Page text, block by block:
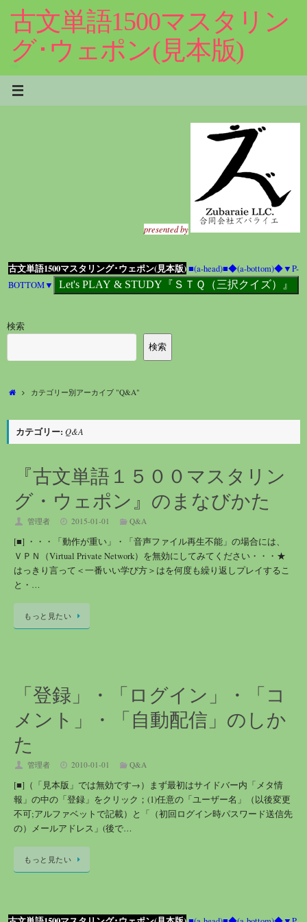
へ
キ
古文単語1500マスタリン
グ･ウェポン(見本版)
presented by
古文単語1500マスタリング･ウェポン(見本版)■(a-head)■◆(a-bottom)◆▼P-
BOTTOM▼
検索
検索
ホ
ム
カテゴリー別アーカイブ "Q&A"
カテゴリー: Q&A
『古文単語１５００マスタリン
グ・ウェポン』のまなびかた
管理者 2015-01-01 Q&A
[■] ・・・「動作が重い」・「音声ファイル再生不能」の場合には、
ＶＰＮ（Virtual Private Network）を無効にしてみてください・・・★
はっきり言って＜一番いい学び方＞はを何度も繰り返しプレイするこ
と・…
もっと見たい
「登録」・「ログイン」・「コ
メント」・「自動配信」のしか
た
管理者 2010-01-01 Q&A
[■]（「見本版」では無効です→）まず最初はサイドバー内「メタ情
報」の中の「登録」をクリック；(1)任意の「ユーザー名」（以後変更
不可;アルファベットで記載）と「（初回ログイン時パスワード送信先
の）メールアドレス」(後で…
もっと見たい